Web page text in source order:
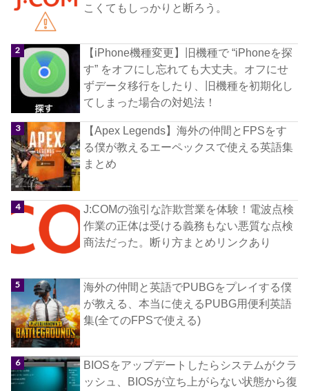
こくてもしっかりと断ろう。
【iPhone機種変更】旧機種で “iPhoneを探
す” をオフにし忘れても大丈夫。オフにせ
ずデータ移行をしたり、旧機種を初期化し
てしまった場合の対処法！
【Apex Legends】海外の仲間とFPSをす
る僕が教えるエーペックスで使える英語集
まとめ
J:COMの強引な詐欺営業を体験！電波点検
作業の正体は受ける義務もない悪質な点検
商法だった。断り方まとめリンクあり
海外の仲間と英語でPUBGをプレイする僕
が教える、本当に使えるPUBG用便利英語
集(全てのFPSで使える)
BIOSをアップデートしたらシステムがクラ
ッシュ、BIOSが立ち上がらない状態から復